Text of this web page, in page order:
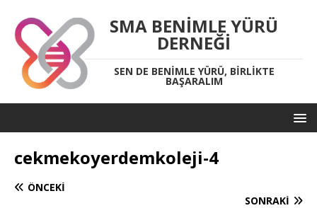
SMA BENIMLE YÜRÜ
DERNEĞI
SEN DE BENIMLE YÜRÜ, BIRLIKTE
BAŞARALIM
cekmekoyerdemkoleji-4
ÖNCEKI
SONRAKI